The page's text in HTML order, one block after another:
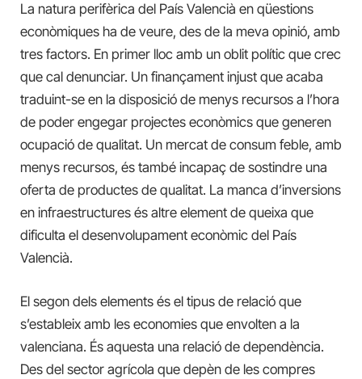
La natura perifèrica del País Valencià en qüestions
econòmiques ha de veure, des de la meva opinió, amb
tres factors. En primer lloc amb un oblit polític que crec
que cal denunciar. Un finançament injust que acaba
traduint-se en la disposició de menys recursos a l’hora
de poder engegar projectes econòmics que generen
ocupació de qualitat. Un mercat de consum feble, amb
menys recursos, és també incapaç de sostindre una
oferta de productes de qualitat. La manca d’inversions
en infraestructures és altre element de queixa que
dificulta el desenvolupament econòmic del País
Valencià.
El segon dels elements és el tipus de relació que
s’estableix amb les economies que envolten a la
valenciana. És aquesta una relació de dependència.
Des del sector agrícola que depèn de les compres